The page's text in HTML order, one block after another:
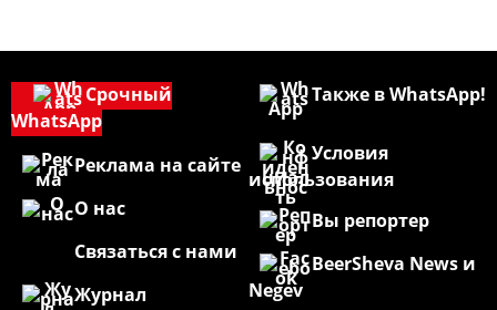
Также в WhatsApp!
Условия
использования
Вы репортер
BeerSheva News и
Negev
Срочный
WhatsApp
Реклама на сайте
О нас
Связаться с нами
Журнал